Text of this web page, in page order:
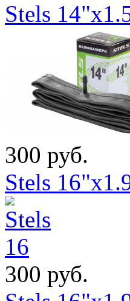
Stels
300 руб.
Stels
300 руб.